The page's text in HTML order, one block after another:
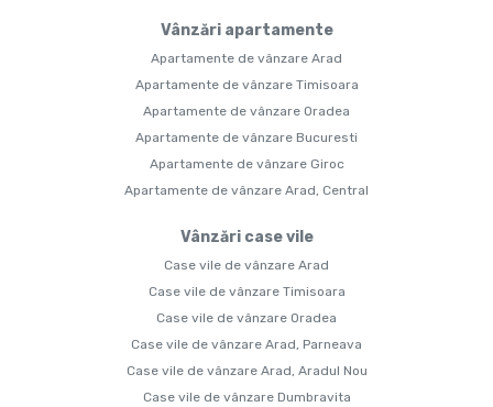
Vânzări apartamente
Apartamente de vânzare Arad
Apartamente de vânzare Timisoara
Apartamente de vânzare Oradea
Apartamente de vânzare Bucuresti
Apartamente de vânzare Giroc
Apartamente de vânzare Arad, Central
Vânzări case vile
Case vile de vânzare Arad
Case vile de vânzare Timisoara
Case vile de vânzare Oradea
Case vile de vânzare Arad, Parneava
Case vile de vânzare Arad, Aradul Nou
Case vile de vânzare Dumbravita